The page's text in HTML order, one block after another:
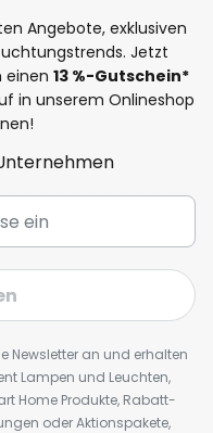
Angebote, exklusiven
Jetzt
einen 13 %-Gutschein*
in unserem Onlineshop
Newsletter an und erhalten
Lampen und Leuchten,
Home Produkte, Rabatt-
oder Aktionspakete,